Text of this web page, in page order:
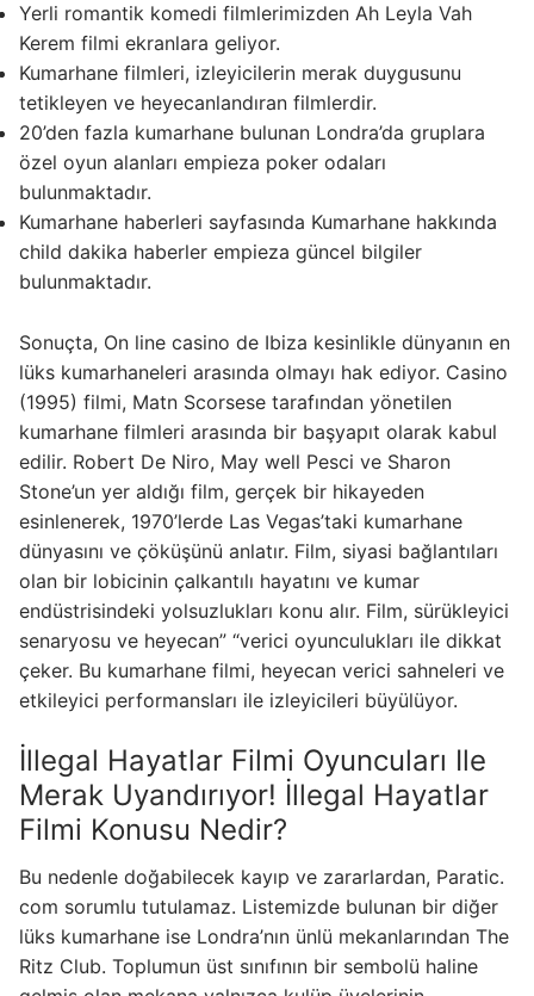
Yerli romantik komedi filmlerimizden Ah Leyla Vah
Kerem filmi ekranlara geliyor.
Kumarhane filmleri, izleyicilerin merak duygusunu
tetikleyen ve heyecanlandıran filmlerdir.
20’den fazla kumarhane bulunan Londra’da gruplara
özel oyun alanları empieza poker odaları
bulunmaktadır.
Kumarhane haberleri sayfasında Kumarhane hakkında
child dakika haberler empieza güncel bilgiler
bulunmaktadır.
Sonuçta, On line casino de Ibiza kesinlikle dünyanın en
lüks kumarhaneleri arasında olmayı hak ediyor. Casino
(1995) filmi, Matn Scorsese tarafından yönetilen
kumarhane filmleri arasında bir başyapıt olarak kabul
edilir. Robert De Niro, May well Pesci ve Sharon
Stone’un yer aldığı film, gerçek bir hikayeden
esinlenerek, 1970’lerde Las Vegas’taki kumarhane
dünyasını ve çöküşünü anlatır. Film, siyasi bağlantıları
olan bir lobicinin çalkantılı hayatını ve kumar
endüstrisindeki yolsuzlukları konu alır. Film, sürükleyici
senaryosu ve heyecan” “verici oyunculukları ile dikkat
çeker. Bu kumarhane filmi, heyecan verici sahneleri ve
etkileyici performansları ile izleyicileri büyülüyor.
İllegal Hayatlar Filmi Oyuncuları Ile
Merak Uyandırıyor! İllegal Hayatlar
Filmi Konusu Nedir?
Bu nedenle doğabilecek kayıp ve zararlardan, Paratic.
com sorumlu tutulamaz. Listemizde bulunan bir diğer
lüks kumarhane ise Londra’nın ünlü mekanlarından The
Ritz Club. Toplumun üst sınıfının bir sembolü haline